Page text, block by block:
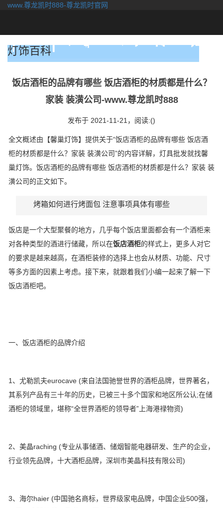
www.尊龙凯时888-尊龙凯时官网
灯饰百科
饭店酒柜的品牌有哪些 饭店酒柜的材质都是什么？
家装 装潢公司-www.尊龙凯时888
发布于 2021-11-21， 阅读:()
全文概述由【馨巢灯饰】提供关于“饭店酒柜的品牌有哪些 饭店酒
柜的材质都是什么？家装 装潢公司”的内容详解，灯具批发就找馨
巢灯饰。饭店酒柜的品牌有哪些 饭店酒柜的材质都是什么？家装 装
潢公司的正文如下。
烤箱如何进行烤面包 注意事项具体有哪些
饭店是一个大型聚餐的地方，
几乎每个饭店里面都会有一个酒柜来
对各种类型的酒进行储藏， 所以在饭店酒柜的样式上，更多人对它
的要求是越来越高，在酒柜装修的选择上也会从材质、功能、尺寸
等多方面的因素上考虑。接下来，就跟着我们小编一起来了解一下
饭店酒柜吧。
一、饭店酒柜的品牌介绍
1、尤勒凯夫eurocave (来自法国驰誉世界的酒柜品牌，世界著名，
其系列产品有三十年的历史，已被三十多个国家和地区所公认;在储
酒柜的领域里，堪称“全世界酒柜的领导者”上海港禄物资)
2、美晶raching (专业从事储酒、储烟智能电器研发、生产的企业，
行业领先品牌，十大酒柜品牌，深圳市美晶科技有限公司)
3、海尔haier (中国驰名商标，世界级家电品牌，中国企业500强，